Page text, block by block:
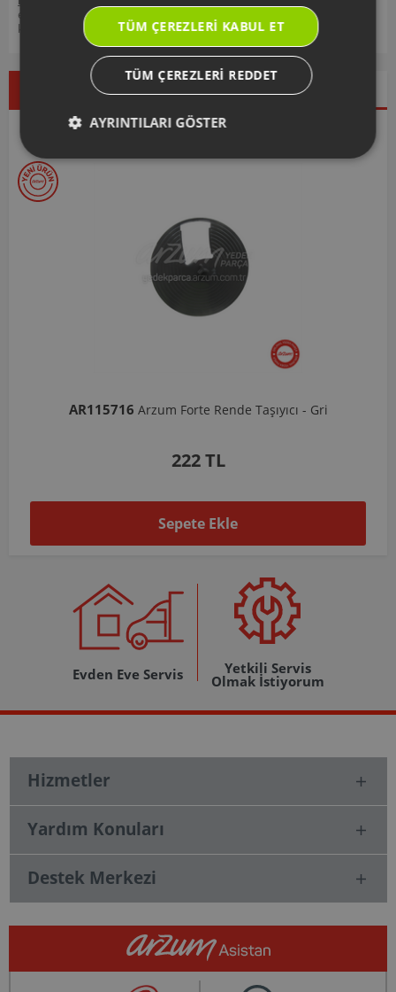
edebilir, ürünlerinizi ekleyip, yedek parça ve garanti bilgilerine
kolayca erişebilirsiniz.
Seçtiklerimiz
AR103206Arzum Shake'N Take Doğrayıcı Hazne 570 Ml-Koyu Gri
1.037 TL
Sepete Ekle
Evden Eve Servis Yetkili Servis
Olmak İstiyorum
Hizmetler
Yardım Konuları
Destek Merkezi
TÜM ÇEREZLERI KABUL ET
TÜM ÇEREZLERI REDDET
AYRINTILARI GÖSTER